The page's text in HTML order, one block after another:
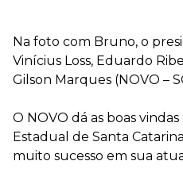
Na foto com Bruno, o
Vinícius Loss, Eduardo
Gilson Marques (NOVO –
O NOVO dá as boas
Estadual de Santa
muito sucesso em sua